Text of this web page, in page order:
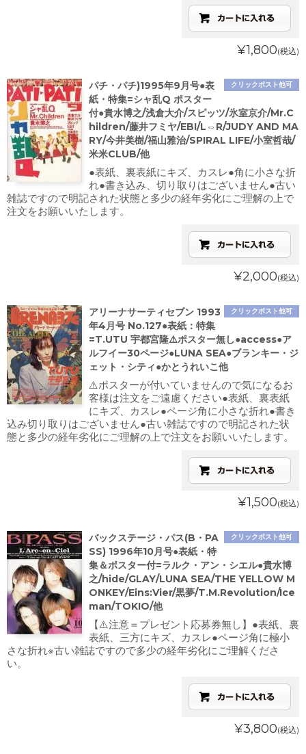
¥1,800(税込)
クリックポスト他可
パチ・パチ)1995年9月号●表
紙・特集=シャ乱Q ポスター
付●貴水博之/浅倉大介/スピッツ/氷室京介/Mr.C
hildren/藤井フミヤ/EBI/L⇔R/JUDY AND MA
RY/今井美樹/福山雅治/SPIRAL LIFE/小室哲哉/
米米CLUB/他
●表紙、裏表紙にキズ、カスレ●角に小さな折
れ●書き込み、切り取りはございません●古い
雑誌ですので明記された状態と多少の経年劣化にご理解の上で
注文をお願いいたします。
¥2,000(税込)
クリックポスト他可
アリーナサーティセブン 1993
年4月号 No.127●表紙：特集
=T.UTU 宇都宮隆⚠️ポスター無し●access●ア
ルフイー30ページ●LUNA SEA●ブランキー・ジ
ェット・シティ●かとうれいこ他
⚠️ポスターが付いていませんので気になるお
客様は注文をご遠慮ください●表紙、裏表紙
にキズ、カスレ●ページ角に小さな折れ●書き
込み切り取りはございません●古い雑誌ですので明記された状
態と多少の経年劣化にご理解の上で注文をお願いいたします。
¥1,500(税込)
クリックポスト他可
バックステージ・パス(B・PA
SS) 1996年10月号●表紙・特
集＆ポスター付=ラルク・アン・シエル●貴水博
之/hide/GLAY/LUNA SEA/THE YELLOW M
ONKEY/Eins:Vier/黒夢/T.M.Revolution/Ice
man/TOKIO/他
【⚠️注意＝プレゼント応募券無し】●表紙、裏
表紙、三方にキズ、カスレ●ページ角に極小
さな折れ※古い雑誌ですので多少の経年劣化にご理解くださ
い。
¥3,800(税込)